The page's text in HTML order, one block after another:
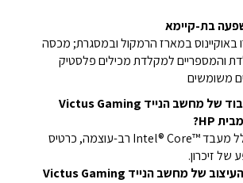
בת-קיימא
באוקיינוס במארז הרמקול ובמסגרת; מכסה
והמספריים למקלדת מכילים פלסטיק
משומשים
מהם רכיבי העיבוד של מחשב הנייד Victus Gaming
מחשב הנייד כולל מעבד Intel® Core™‎ רב-עוצמה, כרטיס
של זיכרון.
כיצד מתאפיין העיצוב של מחשב הנייד Victus Gaming